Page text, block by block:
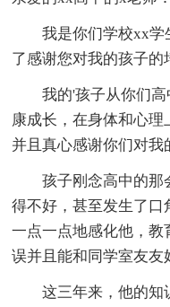
我是你们学校xx学
了感谢您对我的孩子的
我的'孩子从你们高
康成长，在身体和心理
并且真心感谢你们对我
孩子刚念高中的那
得不好，甚至发生了口
一点一点地感化他，
误并且能和同学室友友
这三年来，他的知识